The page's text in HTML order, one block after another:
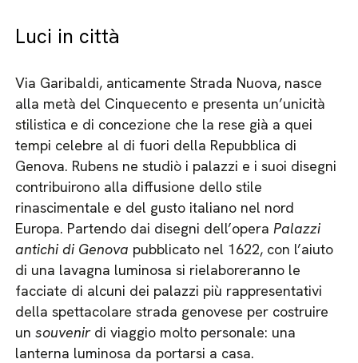
Luci in città
Via Garibaldi, anticamente Strada Nuova, nasce
alla metà del Cinquecento e presenta un’unicità
stilistica e di concezione che la rese già a quei
tempi celebre al di fuori della Repubblica di
Genova. Rubens ne studiò i palazzi e i suoi disegni
contribuirono alla diffusione dello stile
rinascimentale e del gusto italiano nel nord
Europa. Partendo dai disegni dell’operaPalazzi
antichi di Genova pubblicato nel 1622, con l’aiuto
di una lavagna luminosa si rielaboreranno le
facciate di alcuni dei palazzi più rappresentativi
della spettacolare strada genovese per costruire
unsouvenirdi viaggio molto personale: una
lanterna luminosa da portarsi a casa.